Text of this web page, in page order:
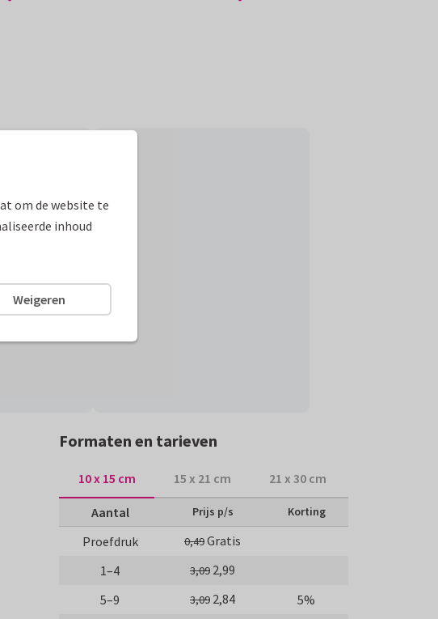
Formaten en tarieven
10 x 15 cm 15 x 21 cm 21 x 30 cm
Aantal Prijs p/s Korting
Proefdruk 0,49Gratis
1–4
3,09 2,99
5–9
3,09 2,84
5%
om de website te
inhoud
Weigeren